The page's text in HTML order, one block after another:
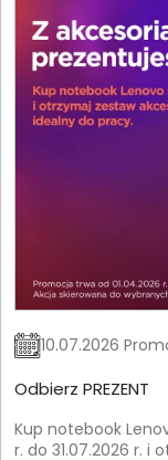
10.07.2026
Odbierz PREZENT
Kup notebook
r. do 31.07.2026 r. i